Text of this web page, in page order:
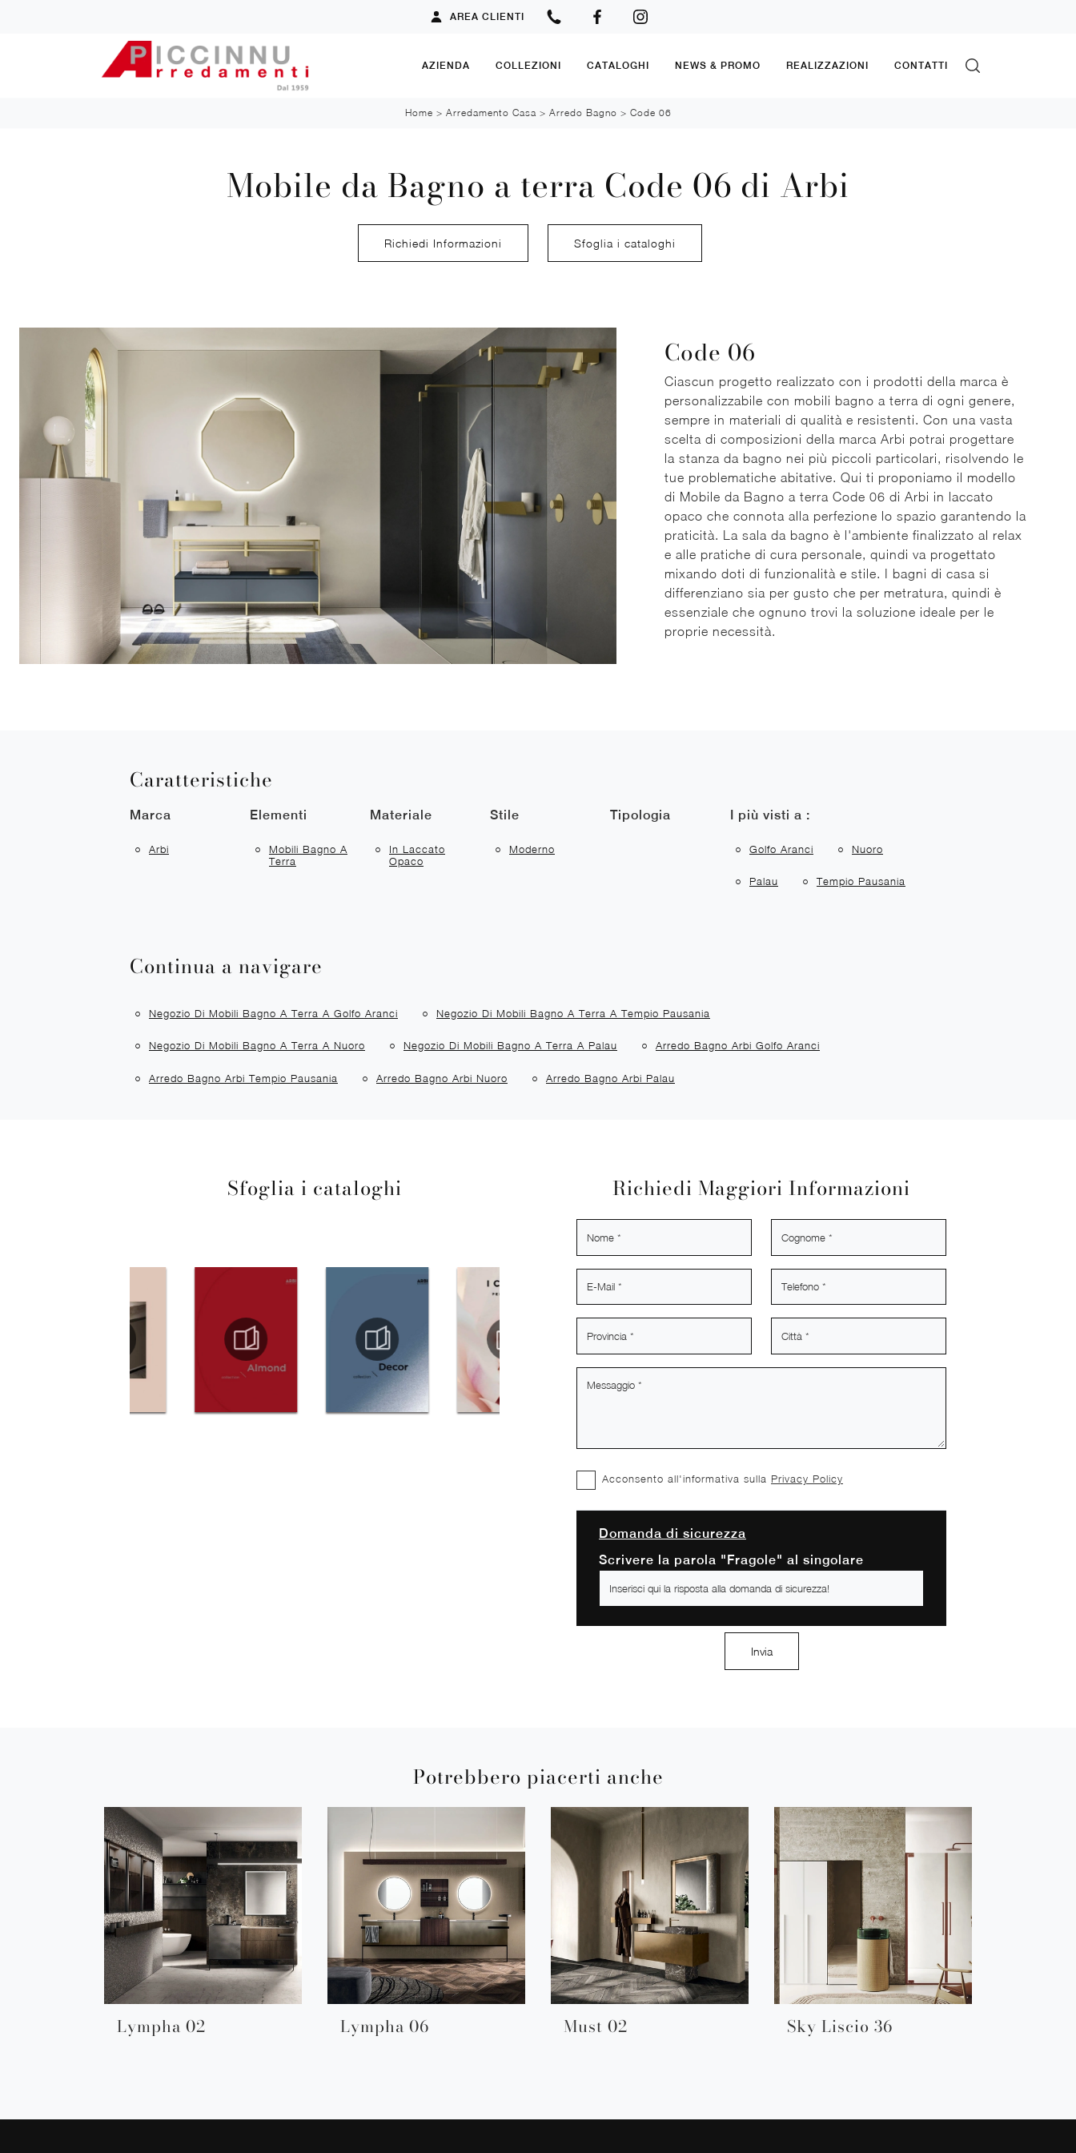
AREA CLIENTI
AZIENDA COLLEZIONI CATALOGHI NEWS & PROMO REALIZZAZIONI CONTATTI
Home > Arredamento Casa > Arredo Bagno > Code 06
Mobile da Bagno a terra Code 06 di Arbi
Richiedi Informazioni Sfoglia i cataloghi
Code 06
Ciascun progetto realizzato con i prodotti della marca è
personalizzabile con mobili bagno a terra di ogni genere,
sempre in materiali di qualità e resistenti. Con una vasta
scelta di composizioni della marca Arbi potrai progettare
la stanza da bagno nei più piccoli particolari, risolvendo le
tue problematiche abitative. Qui ti proponiamo il modello
di Mobile da Bagno a terra Code 06 di Arbi in laccato
opaco che connota alla perfezione lo spazio garantendo la
praticità. La sala da bagno è l'ambiente finalizzato al relax
e alle pratiche di cura personale, quindi va progettato
mixando doti di funzionalità e stile. I bagni di casa si
differenziano sia per gusto che per metratura, quindi è
essenziale che ognuno trovi la soluzione ideale per le
proprie necessità.
Caratteristiche
Marca
Arbi
Elementi
Mobili Bagno A
Terra
Materiale
In Laccato
Opaco
Stile
Moderno
Tipologia I più visti a :
Golfo Aranci Nuoro
Palau Tempio Pausania
Continua a navigare
Negozio Di Mobili Bagno A Terra A Golfo Aranci Negozio Di Mobili Bagno A Terra A Tempio Pausania
Negozio Di Mobili Bagno A Terra A Nuoro Negozio Di Mobili Bagno A Terra A Palau Arredo Bagno Arbi Golfo Aranci
Arredo Bagno Arbi Tempio Pausania Arredo Bagno Arbi Nuoro Arredo Bagno Arbi Palau
Sfoglia i cataloghi Richiedi Maggiori Informazioni
Acconsento all'informativa sulla Privacy Policy
Domanda di sicurezza
Scrivere la parola "Fragole" al singolare
Invia
Potrebbero piacerti anche
Lympha 02 Lympha 06 Must 02 Sky Liscio 36